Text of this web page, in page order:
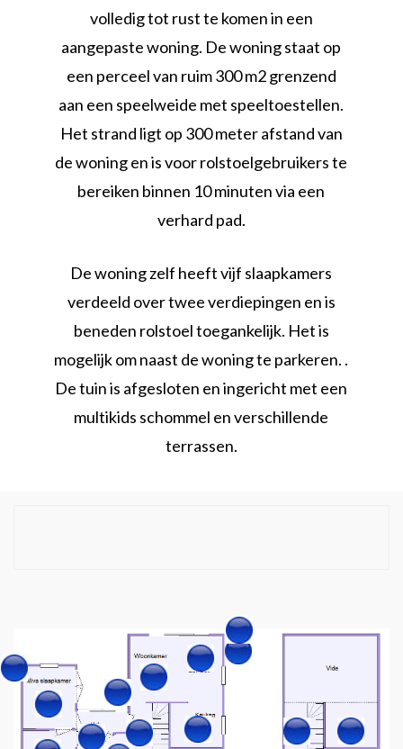
volledig tot rust te komen in een
aangepaste woning. De woning staat op
een perceel van ruim 300 m2 grenzend
aan een speelweide met speeltoestellen.
Het strand ligt op 300 meter afstand van
de woning en is voor rolstoelgebruikers te
bereiken binnen 10 minuten via een
verhard pad.
De woning zelf heeft vijf slaapkamers
verdeeld over twee verdiepingen en is
beneden rolstoel toegankelijk. Het is
mogelijk om naast de woning te parkeren. .
De tuin is afgesloten en ingericht met een
multikids schommel en verschillende
terrassen.